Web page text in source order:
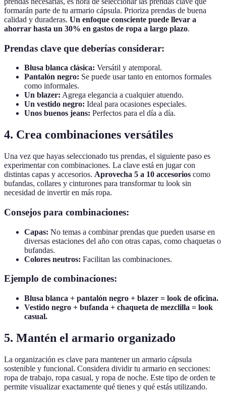
formarán parte de tu armario cápsula. Prioriza prendas de buena
calidad y duraderas. Un enfoque consciente puede llevar a
ahorrar hasta un 30% en gastos de ropa a largo plazo.
Prendas clave que deberías considerar:
Blusa blanca clásica: Versátil y atemporal.
Pantalón negro: Se puede usar tanto en entornos formales
como informales.
Un blazer: Agrega elegancia a cualquier atuendo.
Un vestido negro: Ideal para ocasiones especiales.
Unos buenos jeans: Perfectos para el día a día.
4. Crea combinaciones versátiles
Una vez que hayas seleccionado tus prendas, el siguiente paso es
experimentar con combinaciones. La clave está en jugar con
distintas capas y accesorios. Aprovecha 5 a 10 accesorios como
bufandas, collares y cinturones para transformar tu look sin
necesidad de invertir en más ropa.
Consejos para combinaciones:
Capas: No temas a combinar prendas que pueden usarse en
diversas estaciones del año con otras capas, como chaquetas o
bufandas.
Colores neutros: Facilitan las combinaciones.
Ejemplo de combinaciones:
Blusa blanca + pantalón negro + blazer = look de oficina.
Vestido negro + bufanda + chaqueta de mezclilla = look
casual.
5. Mantén el armario organizado
La organización es clave para mantener un armario cápsula
sostenible y funcional. Considera dividir tu armario en secciones:
ropa de trabajo, ropa casual, y ropa de noche. Este tipo de orden te
permite visualizar exactamente qué tienes y qué estás utilizando.